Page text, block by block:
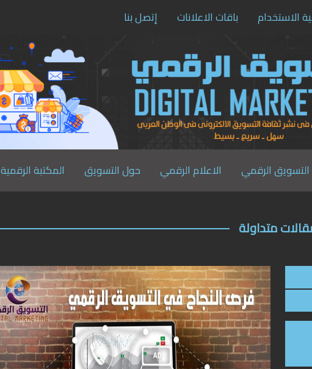
الاستخدام باقات الاعلانات إتصل بنا
التسويق الرقمي الاعلام الرقمي حول التسويق المكتبة الرقمية
متداولة